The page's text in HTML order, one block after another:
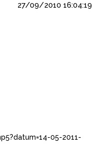
27/09/2010 16:04:19
05-2011-